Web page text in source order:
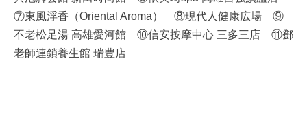
⑦東風浮香（Oriental Aroma） ⑧現代人健康広場 ⑨
不老松足湯 高雄愛河館 ⑩信安按摩中心 三多三店 ⑪鄧
老師連鎖養生館 瑞豊店